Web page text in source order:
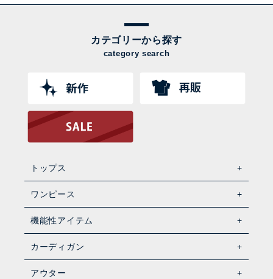
カテゴリーから探す
category search
トップス
ワンピース
機能性アイテム
カーディガン
アウター